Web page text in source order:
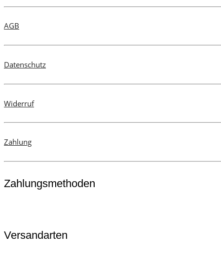
AGB
Datenschutz
Widerruf
Zahlung
Zahlungsmethoden
Versandarten